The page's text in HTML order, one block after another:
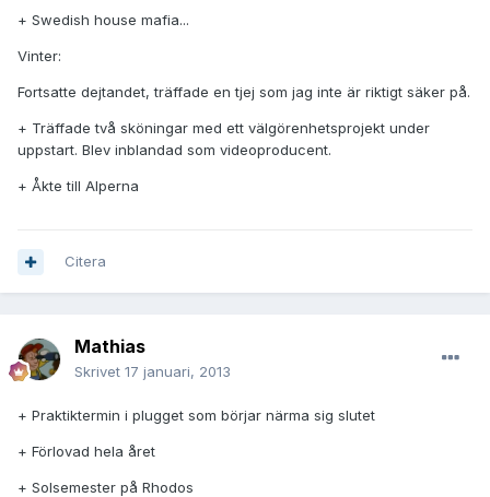
+ Swedish house mafia...
Vinter:
Fortsatte dejtandet, träffade en tjej som jag inte är riktigt säker på.
+ Träffade två sköningar med ett välgörenhetsprojekt under
uppstart. Blev inblandad som videoproducent.
+ Åkte till Alperna
Citera
Mathias
Skrivet 17 januari, 2013
+ Praktiktermin i plugget som börjar närma sig slutet
+ Förlovad hela året
+ Solsemester på Rhodos